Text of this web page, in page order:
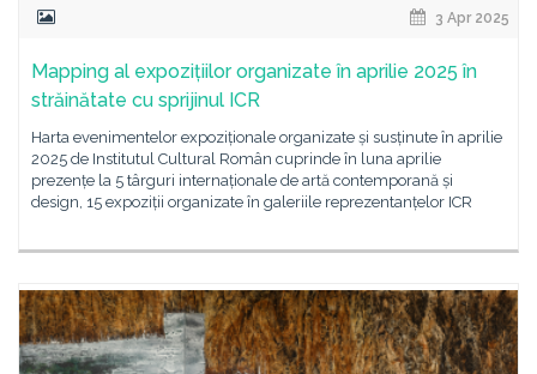
3 Apr 2025
Mapping al expozițiilor organizate în aprilie 2025 în
străinătate cu sprijinul ICR
Harta evenimentelor expoziționale organizate și susținute în aprilie
2025 de Institutul Cultural Român cuprinde în luna aprilie
prezențe la 5 târguri internaționale de artă contemporană și
design, 15 expoziții organizate în galeriile reprezentanțelor ICR